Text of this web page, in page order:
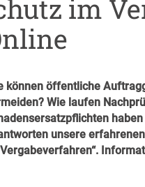
im
können öffentliche
Wie laufen
unsere